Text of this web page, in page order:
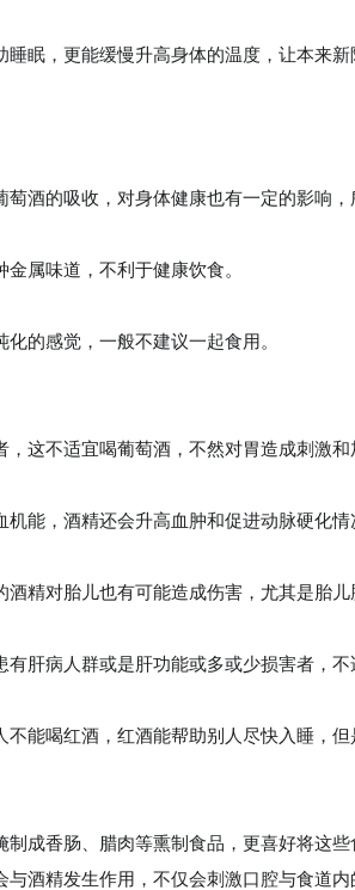
眠，更能缓慢升高身体的温度，让本来
酒的吸收，对身体健康也有一定的影响，
属味道，不利于健康饮食。
的感觉，一般不建议一起食用。
这不适宜喝葡萄酒，不然对胃造成刺激和
能，酒精还会升高血肿和促进动脉硬化情
精对胎儿也有可能造成伤害，尤其是胎儿
肝病人群或是肝功能或多或少损害者，不
能喝红酒，红酒能帮助别人尽快入睡，
成香肠、腊肉等熏制食品，更喜好将这
酒精发生作用，不仅会刺激口腔与食道